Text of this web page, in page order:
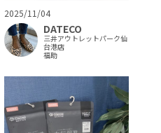
2025/11/04
DATECO
三井アウトレットパーク仙
台港店
福助